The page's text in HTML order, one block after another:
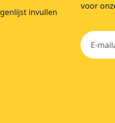
invullen
voor